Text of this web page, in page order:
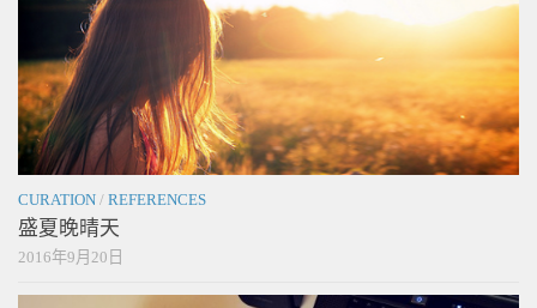
CURATION / REFERENCES
盛夏晚晴天
2016年9月20日